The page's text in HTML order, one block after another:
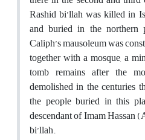
Rashid bi’llah was killed in
and buried in the
Caliph’s mausoleum was
together with a mosque, a
tomb remains after the
demolished in the centuries
the people buried in this
descendant of Imam Hassan
bi’llah.